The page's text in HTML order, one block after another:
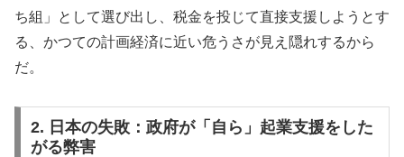
ち組」として選び出し、税金を投じて直接支援しようとす
る、かつての計画経済に近い危うさが見え隠れするから
だ。
2. 日本の失敗：政府が「自ら」起業支援をした
がる弊害